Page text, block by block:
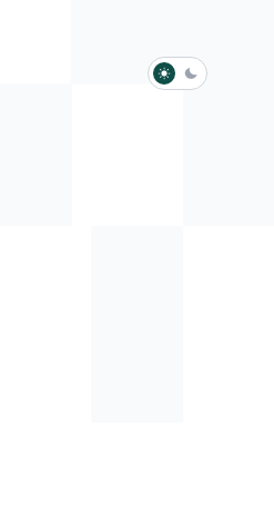
淺色模式
深色模式